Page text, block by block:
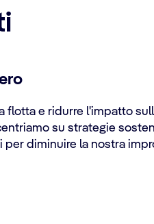
e ridurre l'impatto
su strategie
diminuire la nostra